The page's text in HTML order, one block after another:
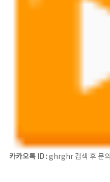
카카오톡 ID :ghrghr 검색 후 문의